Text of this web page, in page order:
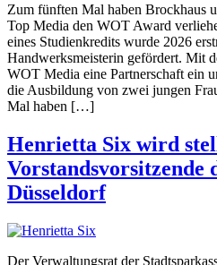
Zum fünften Mal haben Brockhaus
Top Media den WOT Award
eines Studienkredits wurde 2026
Handwerksmeisterin gefördert. Mit
WOT Media eine Partnerschaft ein
die Ausbildung von zwei jungen
Mal haben […]
Henrietta Six wird
Vorstandsvorsitzende
Düsseldorf
Der Verwaltungsrat der